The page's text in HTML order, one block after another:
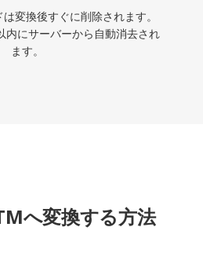
変換後すぐに削除されます。
内にサーバーから自動消去され
ます。
へ変換する方法